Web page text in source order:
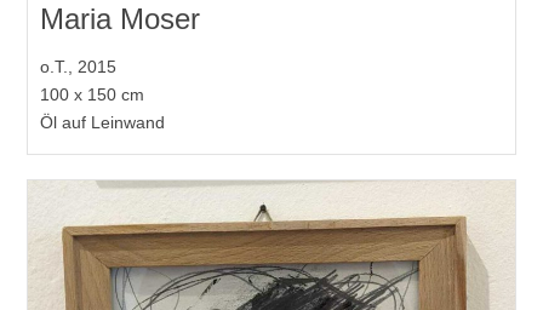
Maria Moser
o.T., 2015
100 x 150 cm
Öl auf Leinwand